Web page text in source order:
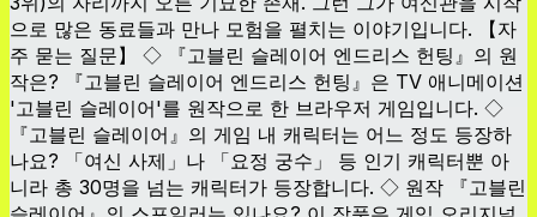
으로 많은 동료들과 만나 모험을 펼치는 이야기입니다. 【자
주 묻는 질문】 ◇ 『고블린 슬레이어 엔드리스 헌팅』의 원
작은? 『고블린 슬레이어 엔드리스 헌팅』은 TV 애니메이션
'고블린 슬레이어'를 원작으로 한 브라우저 게임입니다. ◇
『고블린 슬레이어』의 게임 내 캐릭터는 어느 정도 등장하
나요? 「여신 사제」나 「요정 궁수」 등 인기 캐릭터뿐 아
니라 총 30명을 넘는 캐릭터가 등장합니다. ◇ 원작 『고블린